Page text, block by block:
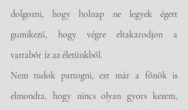
dolgozni, hogy holnap ne legyek égett
gumikezű, hogy végre eltakarodjon a
vattabőr íz az életünkből.
Nem tudok pattogni, ezt már a főnök is
elmondta, hogy nincs olyan gyors kezem,